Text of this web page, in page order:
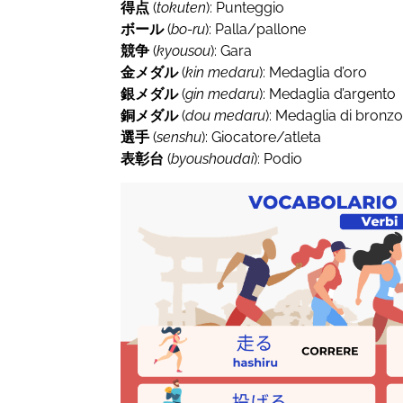
得点 (tokuten): Punteggio
ボール(bo-ru): Palla/pallone
競争 (kyousou): Gara
金メダル(kin medaru): Medaglia d’oro
銀メダル(gin medaru): Medaglia d’argento
銅メダル(dou medaru): Medaglia di bronzo
選手 (senshu): Giocatore/atleta
表彰台 (byoushoudai): Podio